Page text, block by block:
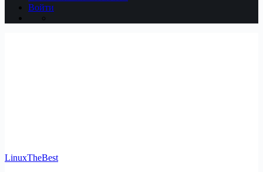
Войти
LinuxTheBest